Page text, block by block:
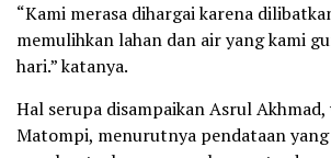
“Kami merasa dihargai karena
memulihkan lahan dan air yang kami
hari.” katanya.
Hal serupa disampaikan Asrul Akhmad,
Matompi, menurutnya pendataan